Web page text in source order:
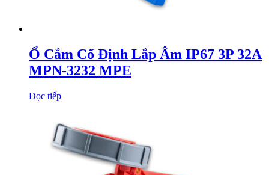
Ổ Cắm Cố Định Lắp Âm IP67 3P 32A
MPN-3232 MPE
Đọc tiếp